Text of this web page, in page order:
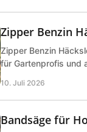
Zipper Benzin
Zipper Benzin
für Gartenprofis und
10. Juli 2026
Bandsäge für